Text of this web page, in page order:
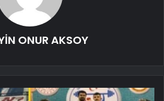
ONUR AKSOY